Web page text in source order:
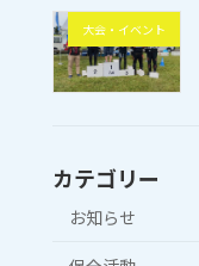
大会・イベント
カテゴリー
お知らせ